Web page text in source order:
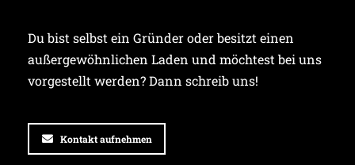
Du bist selbst ein Gründer oder besitzt einen
außergewöhnlichen Laden und möchtest bei uns
vorgestellt werden? Dann schreib uns!
Kontakt aufnehmen